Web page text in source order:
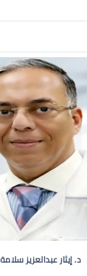
د. إيثار عبدالعزيز سلامة